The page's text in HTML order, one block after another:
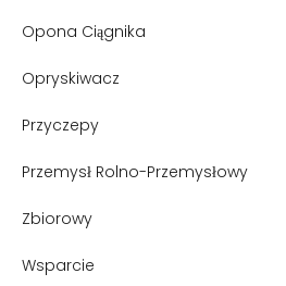
Opona Ciągnika
Opryskiwacz
Przyczepy
Przemysł Rolno-Przemysłowy
Zbiorowy
Wsparcie